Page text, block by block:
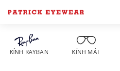
KÍNH RAYBAN KÍNH MÁT